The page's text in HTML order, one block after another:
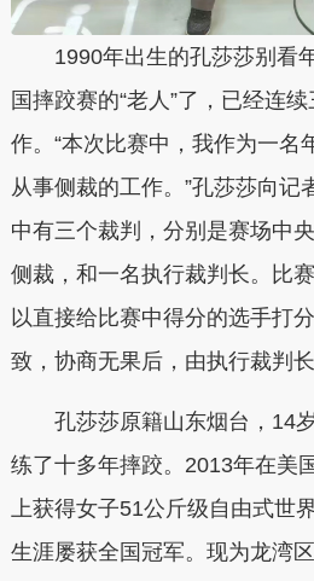
1990年出生的孔莎莎别看
国摔跤赛的“老人”了，已经连
作。“本次比赛中，我作为一名
从事侧裁的工作。”孔莎莎向记
中有三个裁判，分别是赛场中
侧裁，和一名执行裁判长。比
以直接给比赛中得分的选手打
致，协商无果后，由执行裁判长
孔莎莎原籍山东烟台，14
练了十多年摔跤。2013年在美
上获得女子51公斤级自由式世
生涯屡获全国冠军。现为龙湾